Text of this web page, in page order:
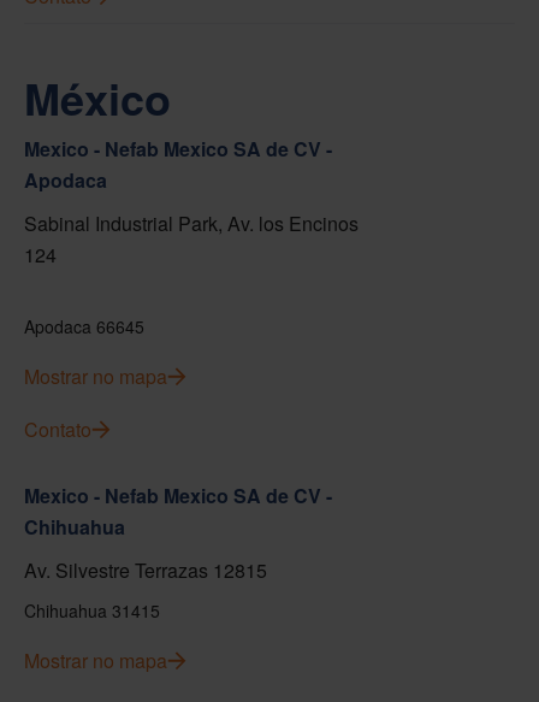
México
Mexico - Nefab Mexico SA de CV -
Apodaca
Sabinal Industrial Park, Av. los Encinos
124
Apodaca 66645
Mostrar no mapa
Contato
Mexico - Nefab Mexico SA de CV -
Chihuahua
Av. Silvestre Terrazas 12815
Chihuahua 31415
Mostrar no mapa